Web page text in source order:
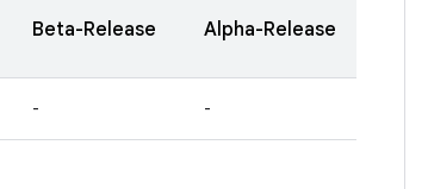
Beta-Release Alpha-Release
- -